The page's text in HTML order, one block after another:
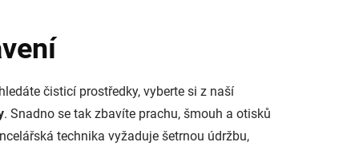
čisticí prostředky, vyberte si z naší
. Snadno se tak zbavíte prachu, šmouh a otisků
technika vyžaduje šetrnou údržbu,